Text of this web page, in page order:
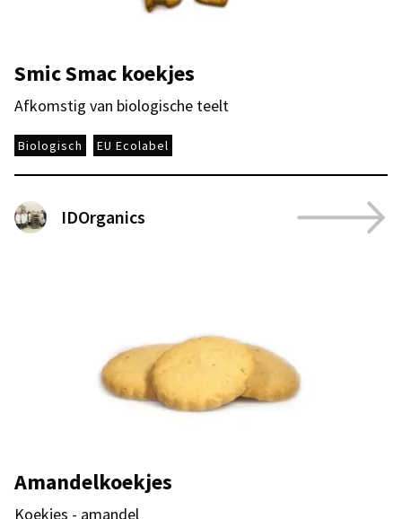
Smic Smac koekjes
Afkomstig van biologische teelt
Biologisch EU Ecolabel
IDOrganics
Amandelkoekjes
Koekjes - amandel